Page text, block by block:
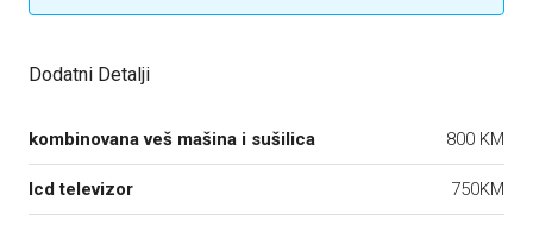
Dodatni Detalji
kombinovana veš mašina i sušilica 800 KM
lcd televizor 750KM